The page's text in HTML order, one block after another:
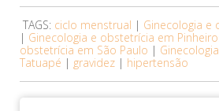
TAGS: ciclo menstrual | Ginecologia e
| Ginecologia e obstetrícia em
obstetrícia em São Paulo |
Tatuapé | gravidez | hipertensão